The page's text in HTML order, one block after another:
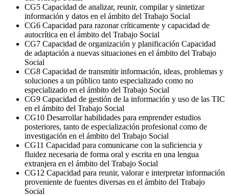
CG5 Capacidad de analizar, reunir, compilar y sintetizar
información y datos en el ámbito del Trabajo Social
CG6 Capacidad para razonar críticamente y capacidad de
autocrítica en el ámbito del Trabajo Social
CG7 Capacidad de organización y planificación Capacidad
de adaptación a nuevas situaciones en el ámbito del Trabajo
Social
CG8 Capacidad de transmitir información, ideas, problemas y
soluciones a un público tanto especializado como no
especializado en el ámbito del Trabajo Social
CG9 Capacidad de gestión de la información y uso de las TIC
en el ámbito del Trabajo Social
CG10 Desarrollar habilidades para emprender estudios
posteriores, tanto de especialización profesional como de
investigación en el ámbito del Trabajo Social
CG11 Capacidad para comunicarse con la suficiencia y
fluidez necesaria de forma oral y escrita en una lengua
extranjera en el ámbito del Trabajo Social
CG12 Capacidad para reunir, valorar e interpretar información
proveniente de fuentes diversas en el ámbito del Trabajo
Social